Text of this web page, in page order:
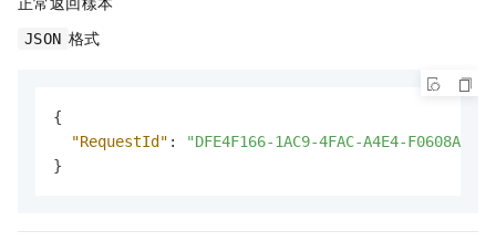
JSON 格式
{
"RequestId" :
"DFE4F166-1AC9-4FAC-A4E4-
}